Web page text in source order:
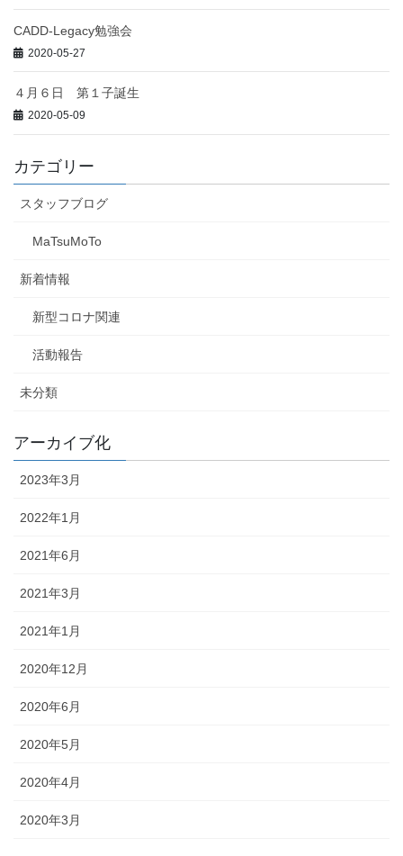
CADD-Legacy勉強会
2020-05-27
４月６日 第１子誕生
2020-05-09
カテゴリー
スタッフブログ
MaTsuMoTo
新着情報
新型コロナ関連
活動報告
未分類
アーカイブ化
2023年3月
2022年1月
2021年6月
2021年3月
2021年1月
2020年12月
2020年6月
2020年5月
2020年4月
2020年3月